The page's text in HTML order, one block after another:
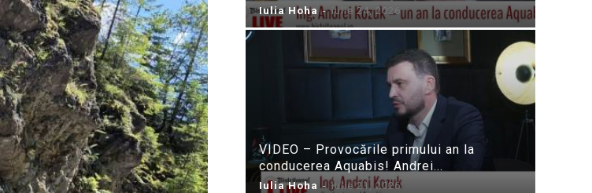
Iulia Hoha - iulie 24, 2026
VIDEO – Provocările primului an la
conducerea Aquabis! Andrei...
Iulia Hoha - iulie 21, 2026